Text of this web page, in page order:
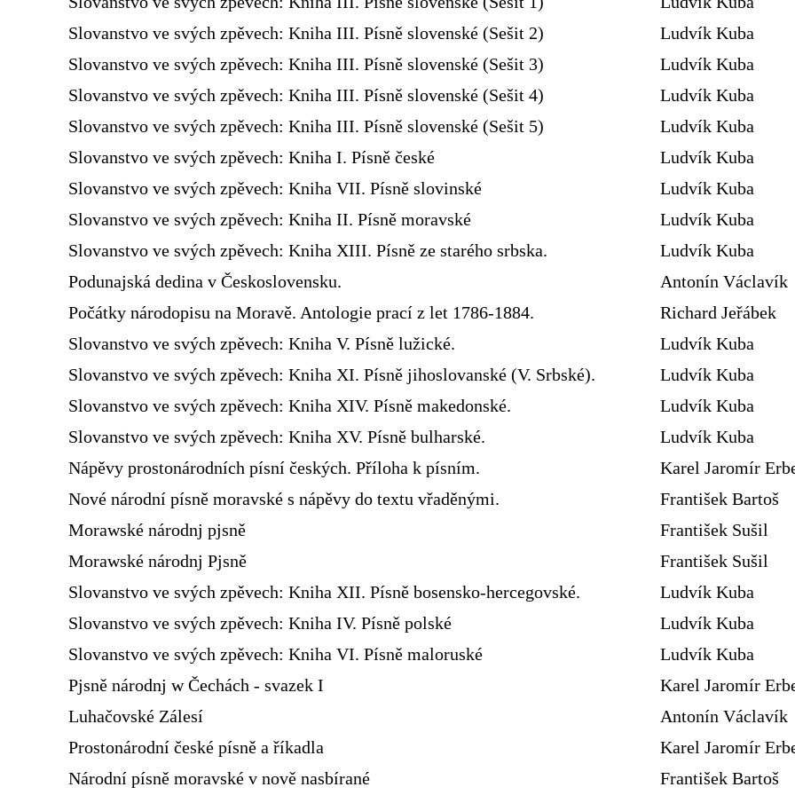
Slovanstvo ve svých zpěvech: Kniha III. Písně slovenské (Sešit 2)
Ludvík Kuba
Slovanstvo ve svých zpěvech: Kniha III. Písně slovenské (Sešit 3)
Ludvík Kuba
Slovanstvo ve svých zpěvech: Kniha III. Písně slovenské (Sešit 4)
Ludvík Kuba
Slovanstvo ve svých zpěvech: Kniha III. Písně slovenské (Sešit 5)
Ludvík Kuba
Slovanstvo ve svých zpěvech: Kniha I. Písně české
Ludvík Kuba
Slovanstvo ve svých zpěvech: Kniha VII. Písně slovinské
Ludvík Kuba
Slovanstvo ve svých zpěvech: Kniha II. Písně moravské
Ludvík Kuba
Slovanstvo ve svých zpěvech: Kniha XIII. Písně ze starého srbska.
Ludvík Kuba
Podunajská dedina v Československu.
Antonín Václavík
Počátky národopisu na Moravě. Antologie prací z let 1786-1884.
Richard Jeřábek
Slovanstvo ve svých zpěvech: Kniha V. Písně lužické.
Ludvík Kuba
Slovanstvo ve svých zpěvech: Kniha XI. Písně jihoslovanské (V. Srbské).
Ludvík Kuba
Slovanstvo ve svých zpěvech: Kniha XIV. Písně makedonské.
Ludvík Kuba
Slovanstvo ve svých zpěvech: Kniha XV. Písně bulharské.
Ludvík Kuba
Nápěvy prostonárodních písní českých. Příloha k písním.
Karel Jaromír
Nové národní písně moravské s nápěvy do textu vřaděnými.
František Bartoš
Morawské národnj pjsně
František Sušil
Morawské národnj Pjsně
František Sušil
Slovanstvo ve svých zpěvech: Kniha XII. Písně bosensko-hercegovské.
Ludvík Kuba
Slovanstvo ve svých zpěvech: Kniha IV. Písně polské
Ludvík Kuba
Slovanstvo ve svých zpěvech: Kniha VI. Písně maloruské
Ludvík Kuba
Pjsně národnj w Čechách - svazek I
Karel Jaromír
Luhačovské Zálesí
Antonín Václavík
Prostonárodní české písně a říkadla
Karel Jaromír
Národní písně moravské v nově nasbírané
František Bartoš